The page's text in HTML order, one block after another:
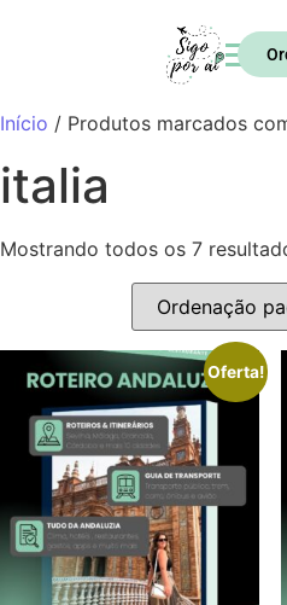
Início / Produtos marcados
italia
Mostrando todos os 7
Oferta!